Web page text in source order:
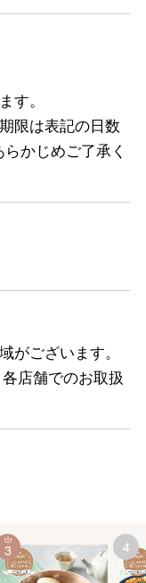
す。
限は表記の日数
かじめご了承く
がございます。
店舗でのお取扱
3 4